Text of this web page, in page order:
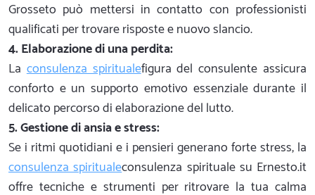
Grosseto può mettersi in contatto con professionisti
qualificati per trovare risposte e nuovo slancio.
4. Elaborazione di una perdita:
Laconsulenza spiritualefigura del consulente assicura
conforto e un supporto emotivo essenziale durante il
delicato percorso di elaborazione del lutto.
5. Gestione di ansia e stress:
Se i ritmi quotidiani e i pensieri generano forte stress, la
consulenza spiritualeconsulenza spirituale su Ernesto.it
offre tecniche e strumenti per ritrovare la tua calma